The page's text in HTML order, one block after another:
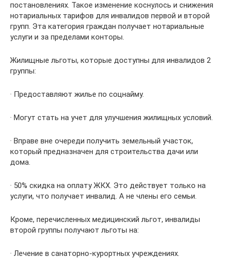
постановлениях. Такое изменение коснулось и снижения
нотариальных тарифов для инвалидов первой и второй
групп. Эта категория граждан получает нотариальные
услуги и за пределами конторы.
Жилищные льготы, которые доступны для инвалидов 2
группы:
· Предоставляют жилье по соцнайму.
· Могут стать на учет для улучшения жилищных условий.
· Вправе вне очереди получить земельный участок,
который предназначен для строительства дачи или
дома.
· 50% скидка на оплату ЖКХ. Это действует только на
услуги, что получает инвалид. А не члены его семьи.
Кроме, перечисленных медицинский льгот, инвалиды
второй группы получают льготы на:
· Лечение в санаторно-курортных учреждениях.